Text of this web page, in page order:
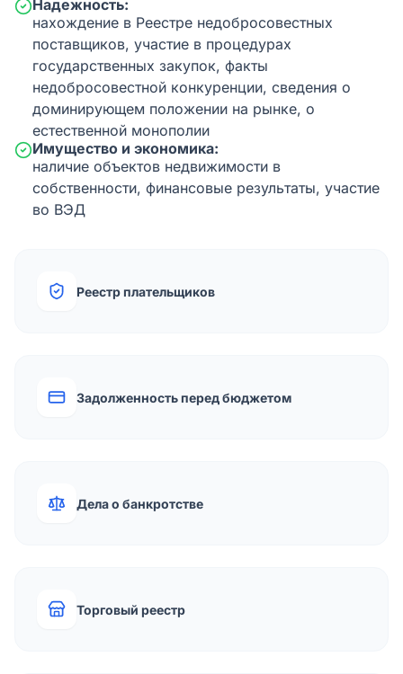
Надежность:
нахождение в Реестре недобросовестных
поставщиков, участие в процедурах
государственных закупок, факты
недобросовестной конкуренции, сведения о
доминирующем положении на рынке, о
естественной монополии
Имущество и экономика:
наличие объектов недвижимости в
собственности, финансовые результаты, участие
во ВЭД
Реестр плательщиков
Задолженность перед бюджетом
Дела о банкротстве
Торговый реестр